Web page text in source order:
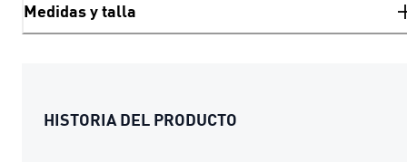
Medidas y talla
HISTORIA DEL PRODUCTO